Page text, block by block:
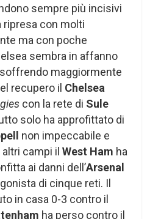
sempre più incisivi
ripresa con molti
ma con poche
sembra in affanno
maggiormente
recupero il Chelsea
con la rete di Sule
solo ha approfittato di
non impeccabile e
campi il West Ham ha
ai danni dell’Arsenal
di cinque reti. Il
in casa 0-3 contro il
ha perso contro il